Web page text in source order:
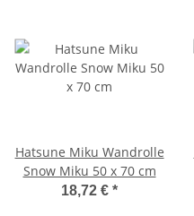
Hatsune Miku Wandrolle
Snow Miku 50 x 70 cm
18,72 € *